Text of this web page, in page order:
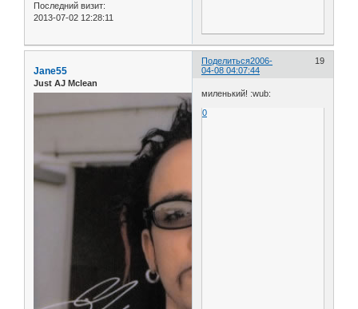
Последний визит:
2013-07-02 12:28:11
Поделиться 19
2006-
04-08 04:07:44
Jane55
Just AJ Mclean
миленький! :wub:
0